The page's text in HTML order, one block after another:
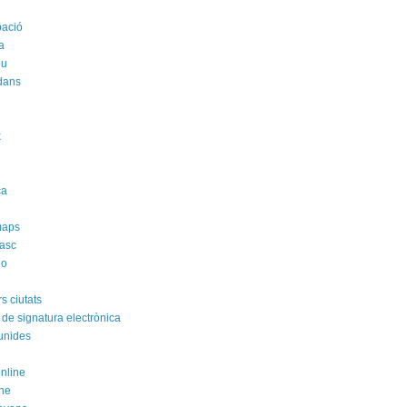
ciutats
signatura electrònica